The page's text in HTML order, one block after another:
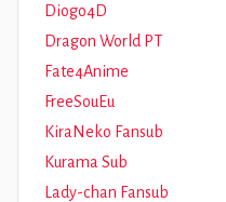
Diogo4D
Dragon World PT
Fate4Anime
FreeSouEu
KiraNeko Fansub
Kurama Sub
Lady-chan Fansub